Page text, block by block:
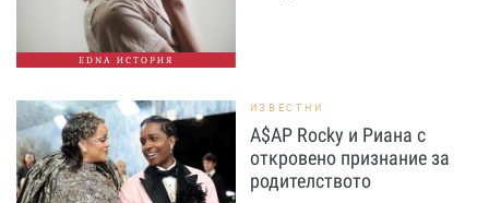
EDNA ИСТОРИЯ
ИЗВЕСТНИ
A$AP Rocky и Риана с
откровено признание за
родителството